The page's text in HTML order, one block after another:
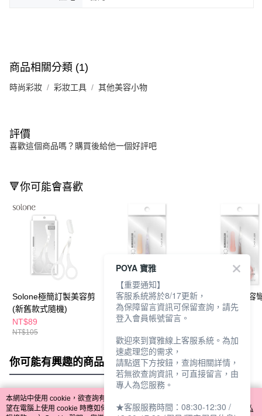
商品相關分類 (1)
時尚彩妝 彩妝工具 其他美容小物
評價
喜歡這個商品嗎？購買後給他一個好評吧
🔻你可能會喜歡
Solone極簡訂製美容剪
(新舊款式隨機)
NT$89
NT$105
Solone精巧美容直剪
NT$64
Solone精巧美容
你可能有興趣的商品 全站排行
熱門標籤
本網站中使用 cookie，欲查詢有關本網站使用 cookie 方式之詳情，及若您不希
望在電腦上使用 cookie 時應如何變更電腦的 cookie 設定，請參閱本網站「
隱私
POYA 寶雅
【重要通知】
客服系統將於8/17更新，
為保障留言資訊可保留查詢，請先
登入會員帳號留言。
歡迎來到寶雅線上客服系統。為加
速處理您的需求，
請點選下方按鈕，查詢相關詳情，
若無欲查詢資訊，可直接留言，由
專人為您服務。
★客服服務時間：08:30-12:30 /